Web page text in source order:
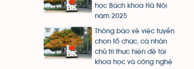
học Bách khoa Hà Nội
năm 2025
Thông báo về việc tuyển
chọn tổ chức, cá nhân
chủ trì thực hiện đề tài
khoa học và công nghệ